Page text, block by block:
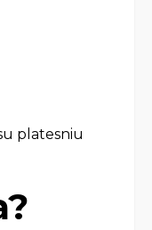
platesniu